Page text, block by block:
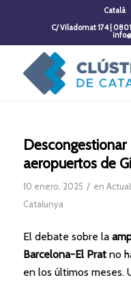
Català
C/ Viladomat 174 |
Descongestionar
aeropuertos de
10 enero, 2025 / en
Catalunya
El debate sobre la
Barcelona-El Pratno
en los últimos meses.